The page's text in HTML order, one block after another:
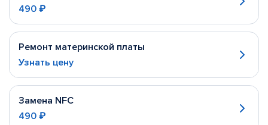
490 ₽
Ремонт материнской платы
Узнать цену
Замена NFC
490 ₽